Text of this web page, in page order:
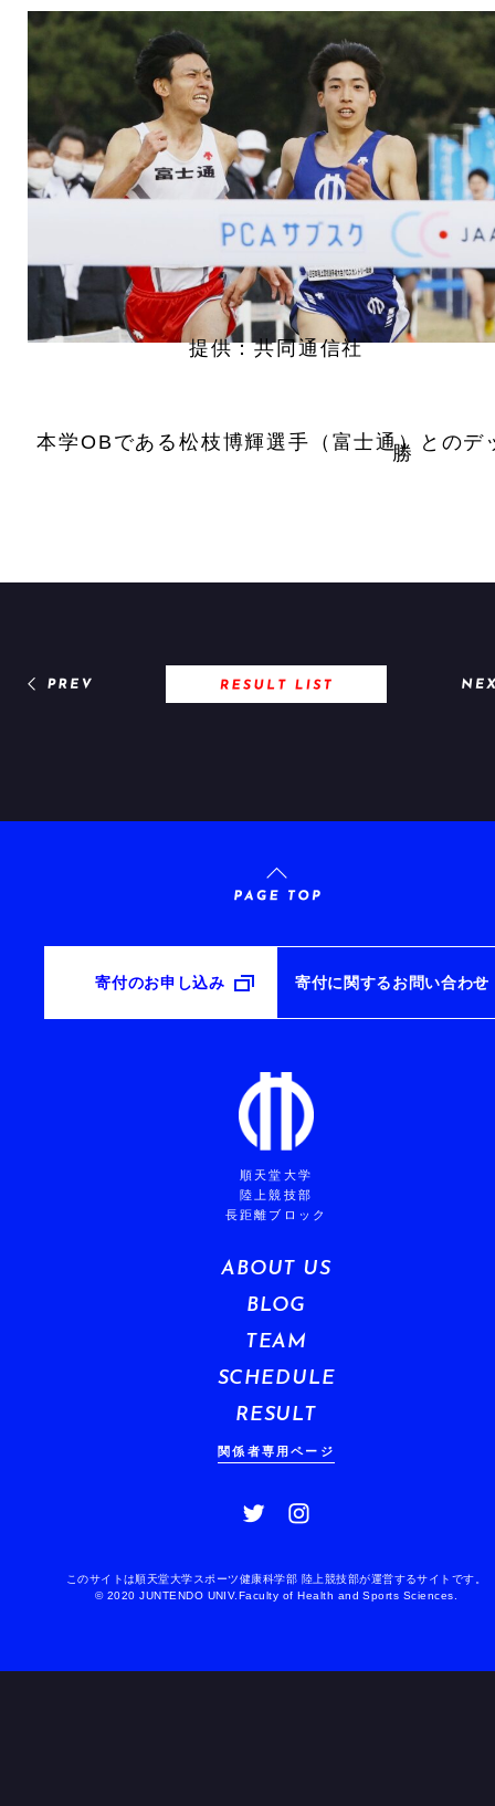
提供：共同通信社
本学OBである松枝博輝選手（富士通）との
勝
寄付のお申し込み 寄付に関するお問い合わせ
順天堂大学
陸上競技部
長距離ブロック
ABOUT US
BLOG
TEAM
SCHEDULE
RESULT
関係者専用ページ
このサイトは順天堂大学スポーツ健康科学部 陸上競技部が運営するサイトです。
© 2020 JUNTENDO UNIV.Faculty of Health and Sports Sciences.